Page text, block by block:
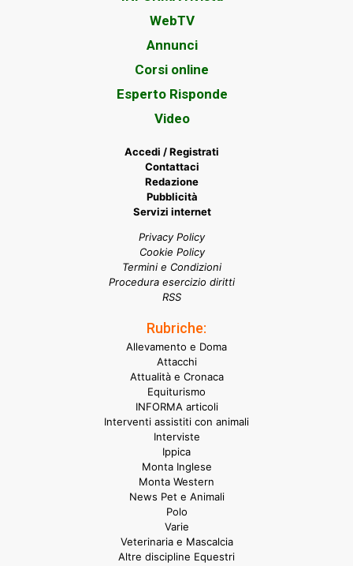
WebTV
Annunci
Corsi online
Esperto Risponde
Video
Accedi / Registrati
Contattaci
Redazione
Pubblicità
Servizi internet
Privacy Policy
Cookie Policy
Termini e Condizioni
Procedura esercizio diritti
RSS
Rubriche:
Allevamento e Doma
Attacchi
Attualità e Cronaca
Equiturismo
INFORMA articoli
Interventi assistiti con animali
Interviste
Ippica
Monta Inglese
Monta Western
News Pet e Animali
Polo
Varie
Veterinaria e Mascalcia
Altre discipline Equestri